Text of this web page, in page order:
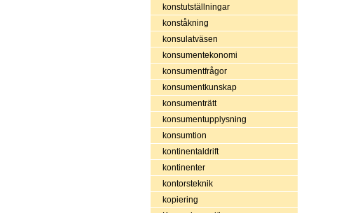
konstutställningar
konståkning
konsulatväsen
konsumentekonomi
konsumentfrågor
konsumentkunskap
konsumenträtt
konsumentupplysning
konsumtion
kontinentaldrift
kontinenter
kontorsteknik
kopiering